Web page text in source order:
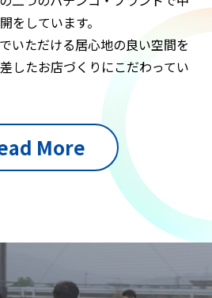
をしています。
いただける居心地の良い空間を
したお店づくりにこだわってい
More